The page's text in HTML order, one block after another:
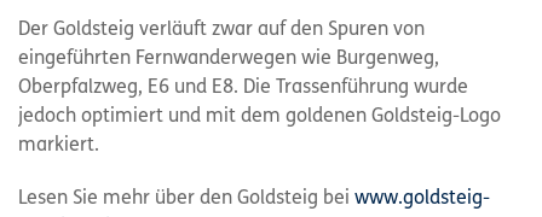
Der Goldsteig verläuft zwar auf den Spuren von
eingeführten Fernwanderwegen wie Burgenweg,
Oberpfalzweg, E6 und E8. Die Trassenführung wurde
jedoch optimiert und mit dem goldenen Goldsteig-Logo
markiert.
Lesen Sie mehr über den Goldsteig bei www.goldsteig-